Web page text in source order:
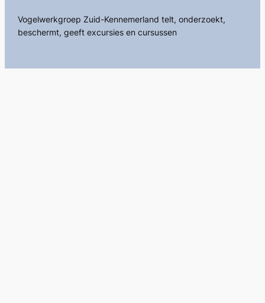
Vogelwerkgroep Zuid-Kennemerland telt, onderzoekt,
beschermt, geeft excursies en cursussen